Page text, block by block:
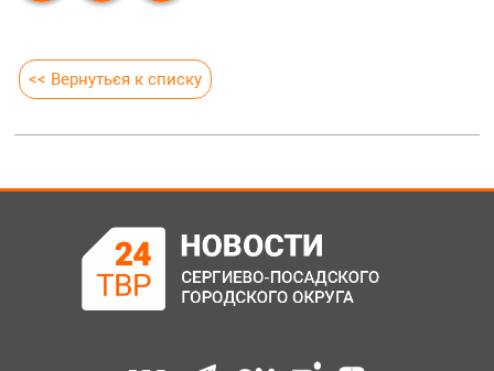
<< Вернуться к списку